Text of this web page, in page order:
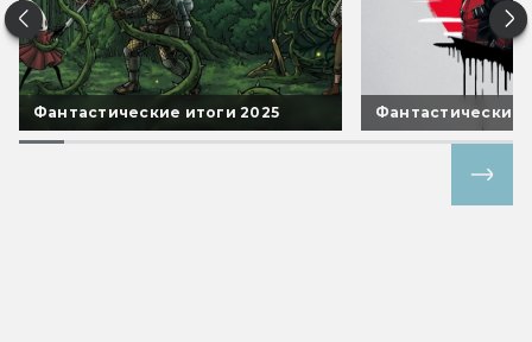
Фантастические итоги 2025 Фантастические